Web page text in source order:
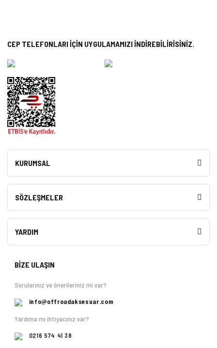
CEP TELEFONLARI İÇİN UYGULAMAMIZI İNDİREBİLİRİSİNİZ.
KURUMSAL
SÖZLEŞMELER
YARDIM
BİZE ULAŞIN
Sorularınız ve önerileriniz mi var?
info@offroadaksesuar.com
Yardıma mı ihtiyacınız var?
0216 574 41 38